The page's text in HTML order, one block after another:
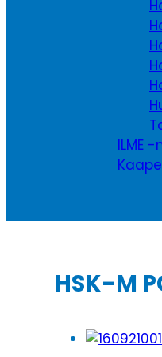
ILME
HSK-M